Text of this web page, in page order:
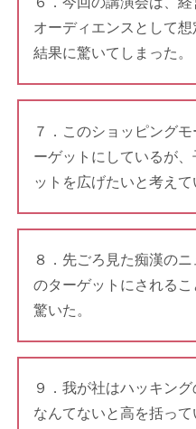
オーディエンスとして
結果に驚いてしまった。
７．このショッピング
ーゲットにしているが
ットを広げたいと考えて
８．先ごろ見た痴漢の
のターゲットにされる
驚いた。
９．我が社はハッキン
なんてないと高を括っ